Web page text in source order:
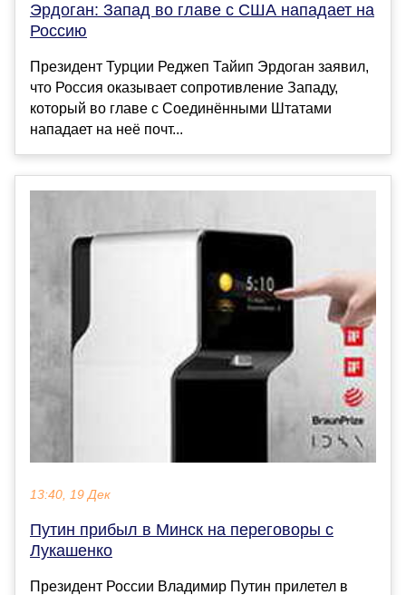
Эрдоган: Запад во главе с США нападает на
Россию
Президент Турции Реджеп Тайип Эрдоган заявил,
что Россия оказывает сопротивление Западу,
который во главе с Соединёнными Штатами
нападает на неё почт...
13:40, 19 Дек
Путин прибыл в Минск на переговоры с
Лукашенко
Президент России Владимир Путин прилетел в